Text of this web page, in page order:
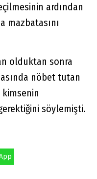
ardından
mazbatasını
olduktan sonra
nöbet tutan
söylemişti.